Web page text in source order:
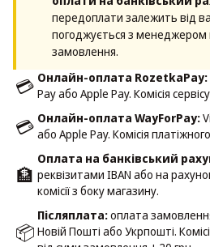
передоплати залежить від
погоджується з менеджером
замовлення.
💳 Онлайн-оплата RozetkaPay:
Pay або Apple Pay. Комісія
💳 Онлайн-оплата WayForPay:
або Apple Pay. Комісія
🏦
Оплата на банківський
реквізитами IBAN або на
комісії з боку магазину.
📦
Післяплата:оплата
Новій Пошті або Укрпошті.